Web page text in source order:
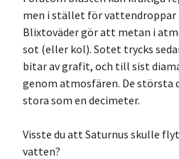
men i stället för vattendroppar
Blixtoväder gör att metan i
sot (eller kol). Sotet trycks
bitar av grafit, och till sist
genom atmosfären. De största
stora som en decimeter.
Visste du att Saturnus skulle
vatten?